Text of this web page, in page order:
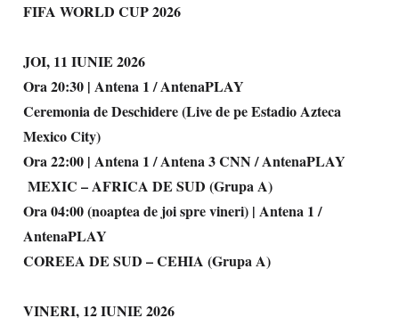
FIFA WORLD CUP 2026
JOI, 11 IUNIE 2026
Ora 20:30 | Antena 1 / AntenaPLAY
Ceremonia de Deschidere (Live de pe Estadio Azteca
Mexico City)
Ora 22:00 | Antena 1 / Antena 3 CNN / AntenaPLAY
MEXIC – AFRICA DE SUD (Grupa A)
Ora 04:00 (noaptea de joi spre vineri) | Antena 1 /
AntenaPLAY
COREEA DE SUD – CEHIA (Grupa A)
VINERI, 12 IUNIE 2026